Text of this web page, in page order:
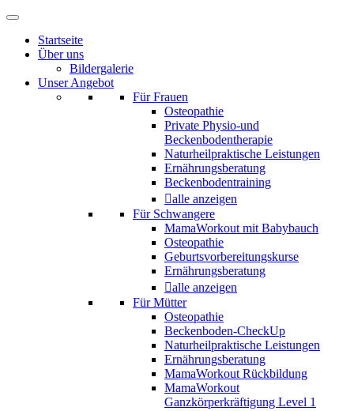
Startseite
Über uns
Bildergalerie
Unser Angebot
Für Frauen
Osteopathie
Private Physio-und
Beckenbodentherapie
Naturheilpraktische Leistungen
Ernährungsberatung
Beckenbodentraining
alle anzeigen
Für Schwangere
MamaWorkout mit Babybauch
Osteopathie
Geburtsvorbereitungskurse
Ernährungsberatung
alle anzeigen
Für Mütter
Osteopathie
Beckenboden-CheckUp
Naturheilpraktische Leistungen
Ernährungsberatung
MamaWorkout Rückbildung
MamaWorkout
Ganzkörperkräftigung Level 1